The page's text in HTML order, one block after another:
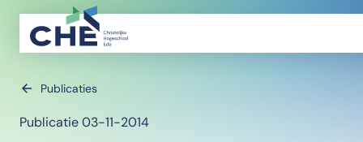
Publicaties
Publicatie 03-11-2014